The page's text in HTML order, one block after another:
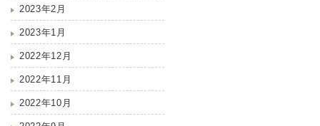
2023年2月
2023年1月
2022年12月
2022年11月
2022年10月